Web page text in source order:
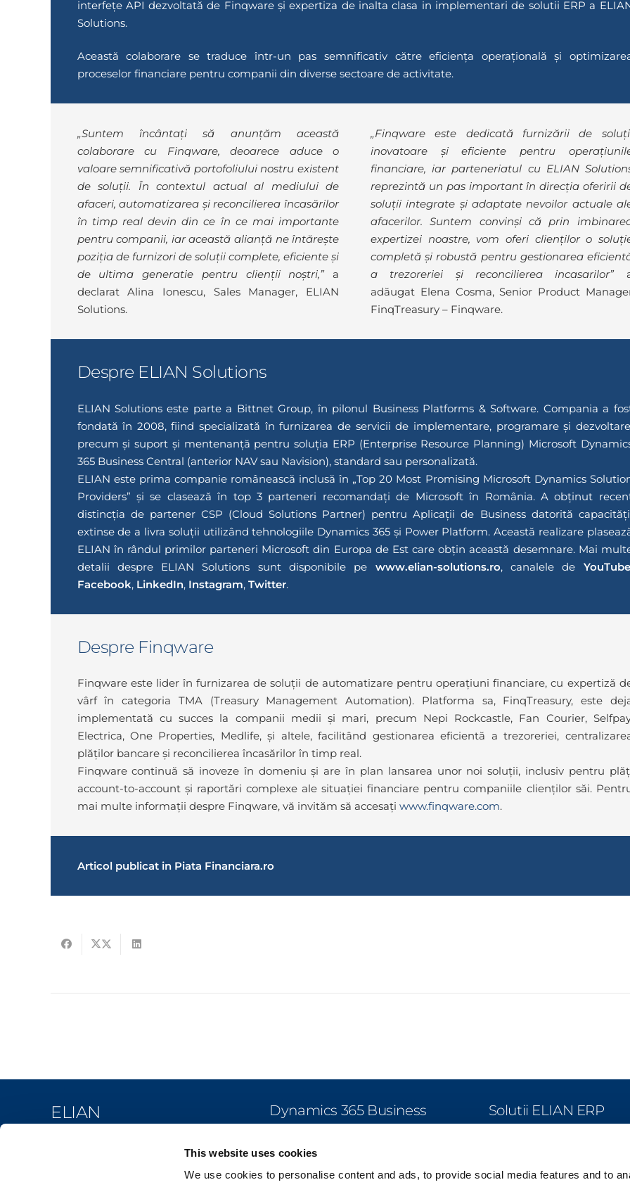
This website uses cookies
We use cookies to personalise content and ads, to provide social media features and to
interfețe API dezvoltată de Finqware și expertiza de inalta clasa in implementari de solutii ERP a
Solutions.
Această colaborare se traduce într-un pas semnificativ către eficiența operațională și
proceselor financiare pentru companii din diverse sectoare de activitate.
„Suntem încântați să anunțăm această
colaborare cu Finqware, deoarece aduce o
valoare semnificativă portofoliului nostru existent
de soluții. În contextul actual al mediului de
afaceri, automatizarea și reconcilierea încasărilor
în timp real devin din ce în ce mai importante
pentru companii, iar această alianță ne întărește
poziția de furnizori de soluții complete, eficiente și
de ultima generatie pentru clienții noștri,”a
declarat Alina Ionescu, Sales Manager, ELIAN
Solutions.
„Finqware este dedicată furnizării de
inovatoare și eficiente pentru
financiare, iar parteneriatul cu ELIAN
reprezintă un pas important în direcția oferirii
soluții integrate și adaptate nevoilor actuale
afacerilor. Suntem convinși că prin
expertizei noastre, vom oferi clienților o
completă și robustă pentru gestionarea
a trezoreriei și reconcilierea incasarilor”
adăugat Elena Cosma, Senior Product
FinqTreasury – Finqware.
Despre ELIAN Solutions
ELIAN Solutions este parte a Bittnet Group, în pilonul Business Platforms & Software. Compania a
fondată în 2008, fiind specializată în furnizarea de servicii de implementare, programare și
precum și suport și mentenanță pentru soluția ERP (Enterprise Resource Planning) Microsoft
365 Business Central (anterior NAV sau Navision), standard sau personalizată.
ELIAN este prima companie românească inclusă în „Top 20 Most Promising Microsoft Dynamics
Providers” și se clasează în top 3 parteneri recomandați de Microsoft în România. A obținut
distincția de partener CSP (Cloud Solutions Partner) pentru Aplicații de Business datorită
extinse de a livra soluții utilizând tehnologiile Dynamics 365 și Power Platform. Această realizare
ELIAN în rândul primilor parteneri Microsoft din Europa de Est care obțin această desemnare. Mai
detalii despre ELIAN Solutions sunt disponibile pe www.elian-solutions.ro, canalele de YouTube
Facebook, LinkedIn, Instagram, Twitter.
Despre Finqware
Finqware este lider în furnizarea de soluții de automatizare pentru operațiuni financiare, cu expertiză
vârf în categoria TMA (Treasury Management Automation). Platforma sa, FinqTreasury, este
implementată cu succes la companii medii și mari, precum Nepi Rockcastle, Fan Courier,
Electrica, One Properties, Medlife, și altele, facilitând gestionarea eficientă a trezoreriei,
plăților bancare și reconcilierea încasărilor în timp real.
Finqware continuă să inoveze în domeniu și are în plan lansarea unor noi soluții, inclusiv pentru
account-to-account și raportări complexe ale situației financiare pentru companiile clienților săi.
mai multe informații despre Finqware, vă invităm să accesați www.finqware.com.
Articol publicat in Piata Financiara.ro
ELIAN
Your Workflow. Upgraded.
Dynamics 365 Business
Vanzari si Marketing
Solutii ELIAN ERP
Retail & Distributie